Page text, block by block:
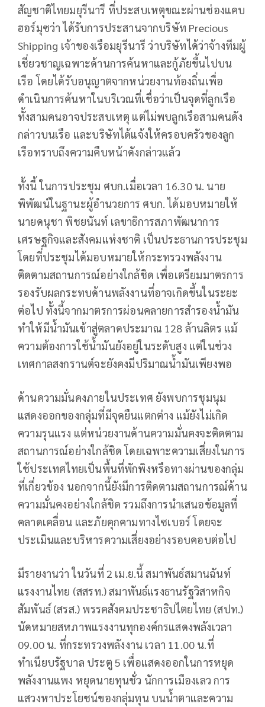
สัญชาติไทยมยุรีนารี ที่ประสบเหตุขณะผ่านช่องแคบ
ฮอร์มุซว่า ได้รับการประสานจากบริษัท Precious
Shipping เจ้าของเรือมยุรีนารี ว่าบริษัทได้ว่าจ้างทีมผู้
เชี่ยวชาญเฉพาะด้านการค้นหาและกู้ภัยขึ้นไปบน
เรือ โดยได้รับอนุญาตจากหน่วยงานท้องถิ่นเพื่อ
ดำเนินการค้นหาในบริเวณที่เชื่อว่าเป็นจุดที่ลูกเรือ
ทั้งสามคนอาจประสบเหตุ แต่ไม่พบลูกเรือสามคนดัง
กล่าวบนเรือ และบริษัทได้แจ้งให้ครอบครัวของลูก
เรือทราบถึงความคืบหน้าดังกล่าวแล้ว
ทั้งนี้ ในการประชุม ศบก.เมื่อเวลา 16.30 น. นาย
พิพัฒน์ในฐานะผู้อำนวยการ ศบก. ได้มอบหมายให้
นายดนุชา พิชยนันท์ เลขาธิการสภาพัฒนาการ
เศรษฐกิจและสังคมแห่งชาติ เป็นประธานการประชุม
โดยที่ประชุมได้มอบหมายให้กระทรวงพลังงาน
ติดตามสถานการณ์อย่างใกล้ชิด เพื่อเตรียมมาตรการ
รองรับผลกระทบด้านพลังงานที่อาจเกิดขึ้นในระยะ
ต่อไป ทั้งนี้จากมาตรการผ่อนคลายการสำรองน้ำมัน
ทำให้มีน้ำมันเข้าสู่ตลาดประมาณ 128 ล้านลิตร แม้
ความต้องการใช้น้ำมันยังอยู่ในระดับสูง แต่ในช่วง
เทศกาลสงกรานต์จะยังคงมีปริมาณน้ำมันเพียงพอ
ด้านความมั่นคงภายในประเทศ ยังพบการชุมนุม
แสดงออกของกลุ่มที่มีจุดยืนแตกต่าง แม้ยังไม่เกิด
ความรุนแรง แต่หน่วยงานด้านความมั่นคงจะติดตาม
สถานการณ์อย่างใกล้ชิด โดยเฉพาะความเสี่ยงในการ
ใช้ประเทศไทยเป็นพื้นที่พักพิงหรือทางผ่านของกลุ่ม
ที่เกี่ยวข้อง นอกจากนี้ยังมีการติดตามสถานการณ์ด้าน
ความมั่นคงอย่างใกล้ชิด รวมถึงการนำเสนอข้อมูลที่
คลาดเคลื่อน และภัยคุกคามทางไซเบอร์ โดยจะ
ประเมินและบริหารความเสี่ยงอย่างรอบคอบต่อไป
มีรายงานว่า ในวันที่ 2 เม.ย.นี้ สมาพันธ์สมานฉันท์
แรงงานไทย (สสรท.) สมาพันธ์แรงธานรัฐวิสาหกิจ
สัมพันธ์ (สรส.) พรรคสังคมประชาธิปไตยไทย (สปท.)
นัดหมายสหภาพแรงงานทุกองค์กรแสดงพลังเวลา
09.00 น. ที่กระทรวงพลังงาน เวลา 11.00 น.ที่
ทำเนียบรัฐบาล ประตู 5 เพื่อแสดงออกในการหยุด
พลังงานแพง หยุดนายทุนชั่ว นักการเมืองเลว การ
แสวงหาประโยชน์ของกลุ่มทุน บนน้ำตาและความ